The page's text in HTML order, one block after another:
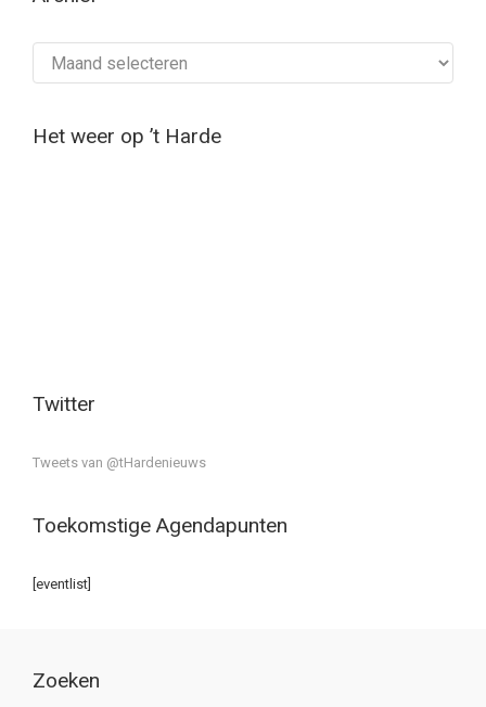
Het weer op ’t Harde
Twitter
Tweets van @tHardenieuws
Toekomstige Agendapunten
[eventlist]
Zoeken